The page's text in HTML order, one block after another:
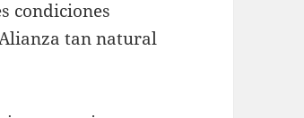
condiciones
tan natural